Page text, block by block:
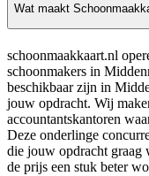
Wat maakt
schoonmaakkaart.nl
schoonmakers in
beschikbaar zijn in
jouw opdracht. Wij
accountantskantoren
Deze onderlinge
die jouw opdracht graag
de prijs een stuk beter